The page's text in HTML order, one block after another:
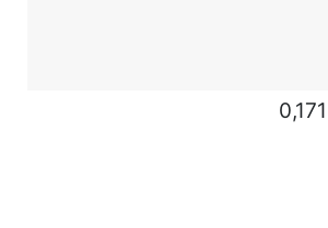
0,171